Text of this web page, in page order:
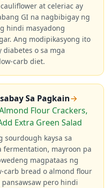
at celeriac ay
GI na nagbibigay ng
hindi masyadong
Ang modipikasyong ito
diabetes o sa mga
carb diet.
Sa Pagkain→
Flour Crackers,
Extra Green Salad
sourdough kaysa sa
mayroon pa
magpataas ng
carb bread o almond flour
pero hindi